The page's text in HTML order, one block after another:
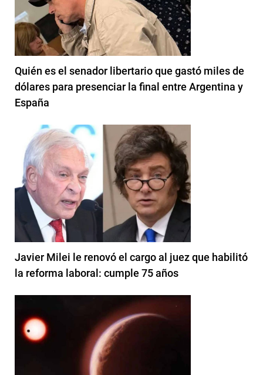
Quién es el senador libertario que gastó miles de
dólares para presenciar la final entre Argentina y
España
Javier Milei le renovó el cargo al juez que habilitó
la reforma laboral: cumple 75 años